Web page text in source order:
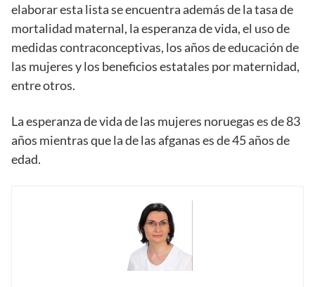
elaborar esta lista se encuentra además de la tasa de
mortalidad maternal, la esperanza de vida, el uso de
medidas contraconceptivas, los años de educación de
las mujeres y los beneficios estatales por maternidad,
entre otros.
La esperanza de vida de las mujeres noruegas es de 83
años mientras que la de las afganas es de 45 años de
edad.